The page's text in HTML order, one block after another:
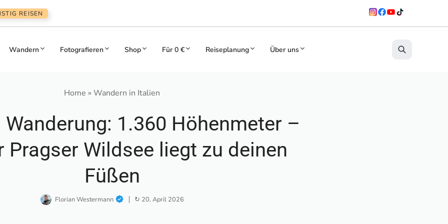
REISEN
Wandern Fotografieren Shop Für 0 € Reiseplanung Über uns
Home » Wandern in Italien
Wanderung: 1.360 Höhenmeter –
Pragser Wildsee liegt zu deinen
Füßen
Florian Westermann ↻ 20. April 2026